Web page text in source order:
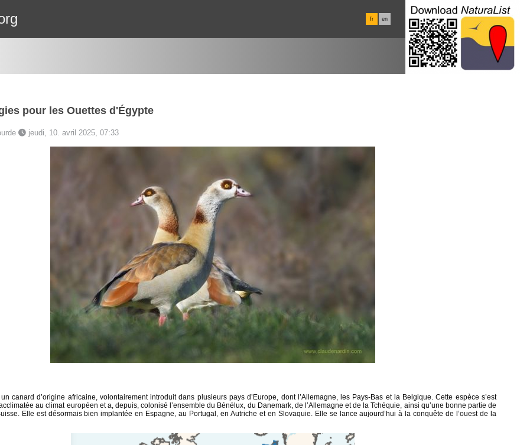
fr en
pour les Ouettes d'Égypte
jeudi, 10. avril 2025, 07:33
un canard d’origine africaine, volontairement introduit dans plusieurs pays d’Europe, dont l’Allemagne, les Pays-Bas et la Belgique. Cette espèce s’est
au climat européen et a, depuis, colonisé l’ensemble du Bénélux, du Danemark, de l’Allemagne et de la Tchéquie, ainsi qu’une bonne partie de
Elle est désormais bien implantée en Espagne, au Portugal, en Autriche et en Slovaquie. Elle se lance aujourd’hui à la conquête de l’ouest de la